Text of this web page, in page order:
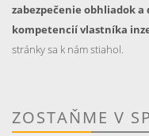
zabezpečenie obhliadok
kompetencií vlastníka
stránky sa k nám stiahol.
ZOSTAŇME V